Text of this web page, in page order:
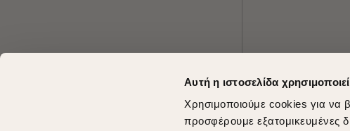
Αυτή η ιστοσελίδα
Χρησιμοποιούμε cookies για να
προσφέρουμε εξατομικευμένες